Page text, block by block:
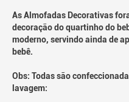
As Almofadas Decorativas
decoração do quartinho do
moderno, servindo ainda de
bebê.
Obs: Todas são
lavagem: